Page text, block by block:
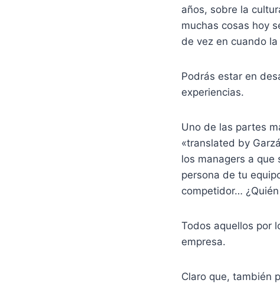
años, sobre la
muchas cosas hoy
de vez en cuando
Podrás estar en
experiencias.
Uno de las partes
«translated by
los managers a que
persona de tu
competidor…
Todos aquellos por
empresa.
Claro que, también